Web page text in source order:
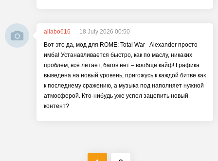
allabo616
18 July 2026 00:50
Вот это да, мод для ROME: Total War - Alexander просто
имба! Устанавливается быстро, как по маслу, никаких
проблем, всё летает, багов нет – вообще кайф! Графика
выведена на новый уровень, пригожусь к каждой битве как
к последнему сражению, а музыка под наполняет нужной
атмосферой. Кто-нибудь уже успел зацепить новый
контент?